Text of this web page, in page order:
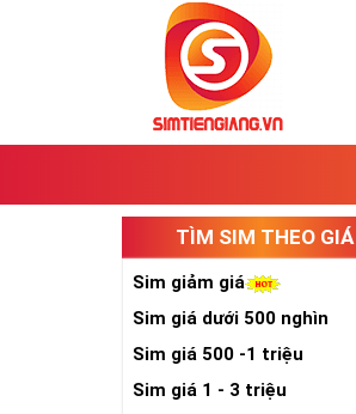
TÌM SIM THEO GIÁ
Sim giảm giá
Sim giá dưới 500 nghìn
Sim giá 500 -1 triệu
Sim giá 1 - 3 triệu